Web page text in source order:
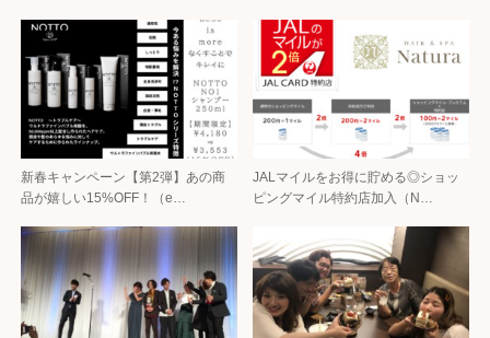
新春キャンペーン【第2弾】あの商
品が嬉しい15%OFF！（e…
JALマイルをお得に貯める◎ショッ
ピングマイル特約店加入（N…